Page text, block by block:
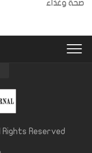
Reserved.